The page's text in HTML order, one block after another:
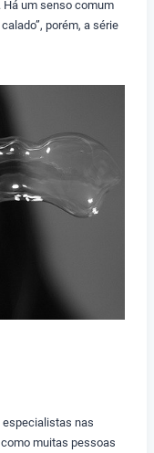
Há um senso comum
porém, a série
nas
muitas pessoas